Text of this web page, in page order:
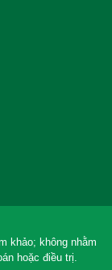
khảo; không nhằm
hoặc điều trị.